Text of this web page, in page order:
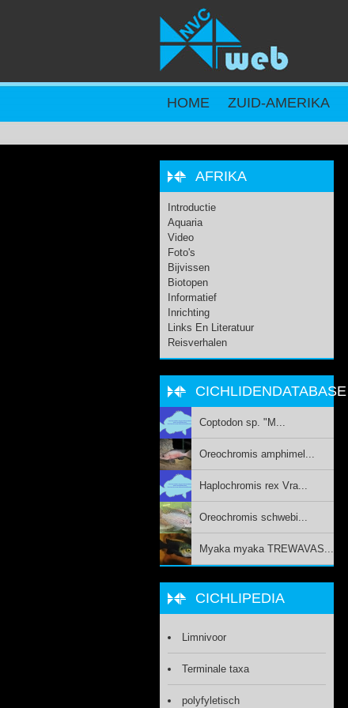
HOME ZUID-AMERIKA
AFRIKA
Introductie
Aquaria
Video
Foto's
Bijvissen
Biotopen
Informatief
Inrichting
Links En Literatuur
Reisverhalen
CICHLIDENDATABASE
Coptodon sp. "M...
Oreochromis amphimel...
Haplochromis rex Vra...
Oreochromis schwebi...
Myaka myaka TREWAVAS...
CICHLIPEDIA
Limnivoor
Terminale taxa
polyfyletisch